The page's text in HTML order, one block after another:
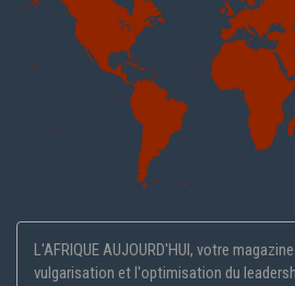
L'AFRIQUE AUJOURD'HUI, votre
vulgarisation et l'optimisation du